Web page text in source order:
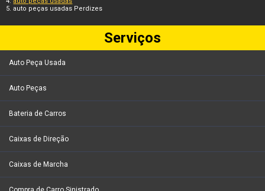
auto peças usadas Perdizes
Serviços
Auto Peça Usada
Auto Peças
Bateria de Carros
Caixas de Direção
Caixas de Marcha